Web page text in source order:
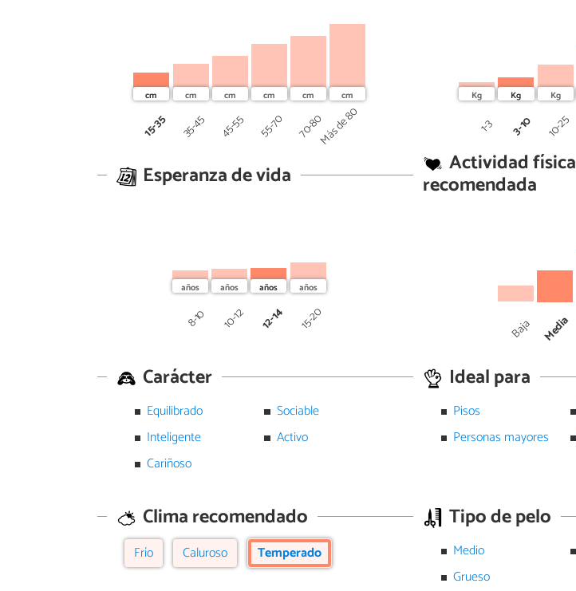
15-35 35-45 45-55 55-70 70-80Más de 80 1-3 3-10 10-25
Esperanza de vida
8-10 10-12 12-14 15-20
Actividad física
recomendada
Baja Media
Carácter
Equilibrado
Sociable
Inteligente
Activo
Cariñoso
Ideal para
Pisos
Personas mayores
Clima recomendado
Frío Caluroso Temperado
Tipo de pelo
Medio
Grueso